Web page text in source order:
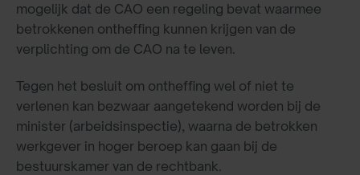
mogelijk dat de CAO een regeling bevat waarmee
betrokkenen ontheffing kunnen krijgen van de
verplichting om de CAO na te leven.
Tegen het besluit om ontheffing wel of niet te
verlenen kan bezwaar aangetekend worden bij de
minister (arbeidsinspectie), waarna de betrokken
werkgever in hoger beroep kan gaan bij de
bestuurskamer van de rechtbank.